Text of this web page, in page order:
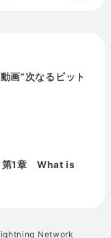
画“次なるビット
第1章 What is
Network